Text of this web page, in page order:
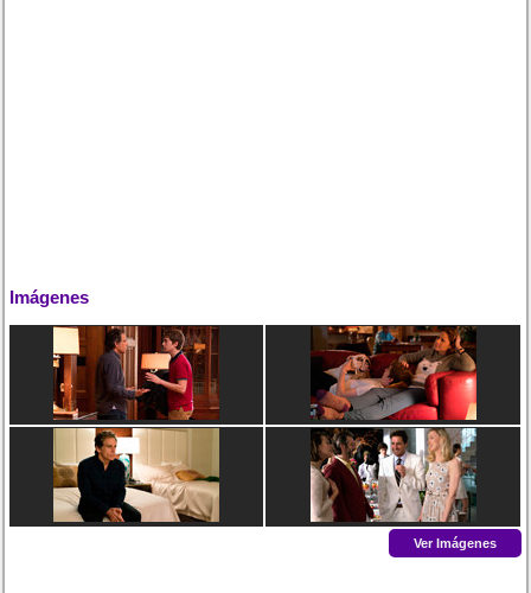
Imágenes
Ver Imágenes